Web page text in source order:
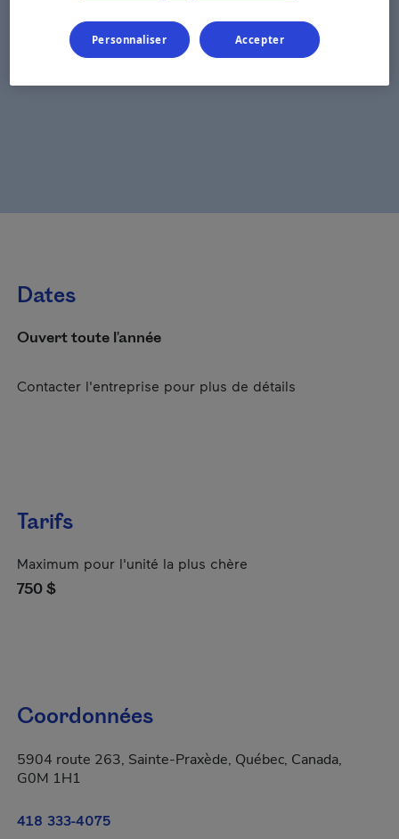
Dates
Ouvert toute l'année
Contacter l'entreprise pour plus de détails
Tarifs
Maximum pour l'unité la plus chère
750 $
Coordonnées
5904 route 263, Sainte-Praxède, Québec, Canada,
G0M 1H1
418 333-4075
Personnaliser Accepter